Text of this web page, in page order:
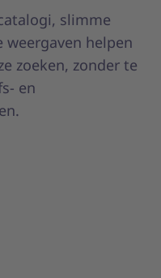
slimme
helpen
zoeken, zonder te
en